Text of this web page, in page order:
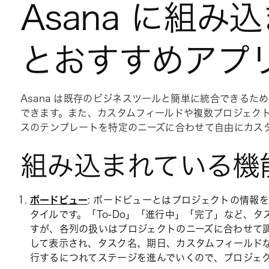
Asana に組み
とおすすめアプ
Asana は既存のビジネスツールと簡単に統合できるた
できます。また、カスタムフィールドや複数プロジェ
スのテンプレートを特定のニーズに合わせて自由にカス
組み込まれている機
ボードビュー: ボードビューとはプロジェクトの情報
タイルです。「To-Do」「進行中」「完了」など、
すが、各列の扱いはプロジェクトのニーズに合わせ
して表示され、タスク名、期日、カスタムフィール
行するにつれてステージを進んでいくので、プロジェ